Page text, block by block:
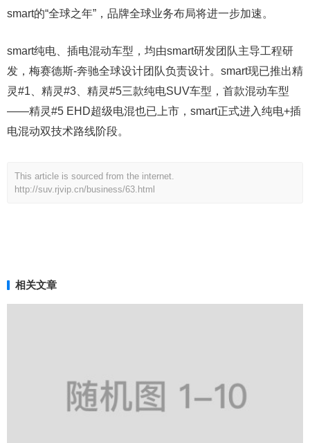
smart的“全球之年”，品牌全球业务布局将进一步加速。
smart纯电、插电混动车型，均由smart研发团队主导工程研
发，梅赛德斯-奔驰全球设计团队负责设计。smart现已推出精
灵#1、精灵#3、精灵#5三款纯电SUV车型，首款混动车型
——精灵#5 EHD超级电混也已上市，smart正式进入纯电+插
电混动双技术路线阶段。
This article is sourced from the internet.
http://suv.rjvip.cn/business/63.html
相关文章